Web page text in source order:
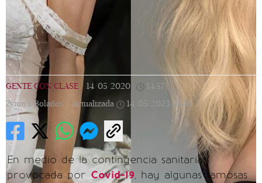
GENTE CON CLASE | 14/05/2020 14:57
Zyanya Bolaños |
Actualizada 14/05/2023 01:49
En medio de la contingencia sanitaria
provocada por Covid-19, hay algunas famosas